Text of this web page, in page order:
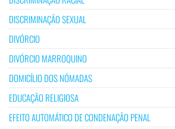
DISCRIMINAÇÃO SEXUAL
DIVÓRCIO
DIVÓRCIO MARROQUINO
DOMICÍLIO DOS NÓMADAS
EDUCAÇÃO RELIGIOSA
EFEITO AUTOMÁTICO DE CONDENAÇÃO PENAL